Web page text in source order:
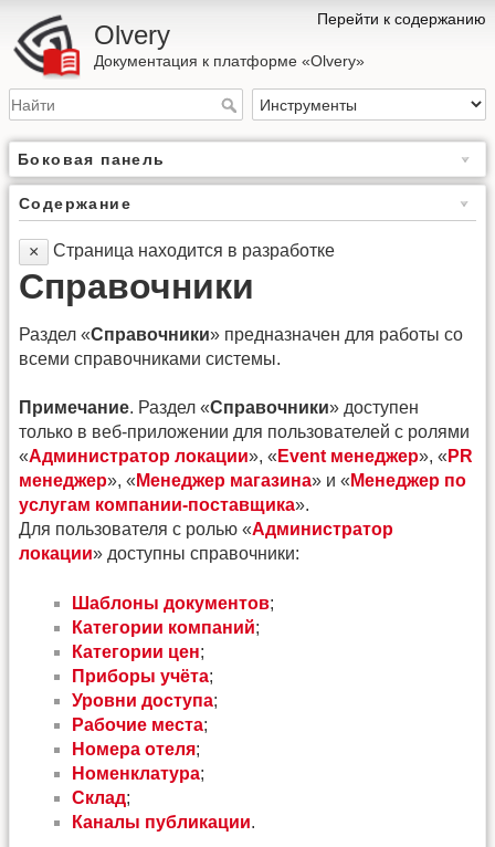
Перейти к содержанию
Olvery
Документация к платформе «Olvery»
Боковая панель
Содержание
× Страница находится в разработке
Справочники
Раздел «Справочники» предназначен для работы со
всеми справочниками системы.
Примечание. Раздел «Справочники» доступен
только в веб-приложении для пользователей с ролями
«Администратор локации», « Event менеджер», « PR
менеджер», « Менеджер магазина» и « Менеджер по
услугам компании-поставщика».
Для пользователя с ролью «Администратор
локации» доступны справочники:
Шаблоны документов;
Категории компаний;
Категории цен;
Приборы учёта;
Уровни доступа;
Рабочие места;
Номера отеля;
Номенклатура;
Склад;
Каналы публикации.